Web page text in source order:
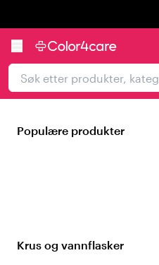
Populære produkter
Krus og vannflasker